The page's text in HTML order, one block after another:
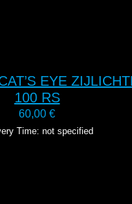
EYE
100 RS
60,00€
Time: not specified